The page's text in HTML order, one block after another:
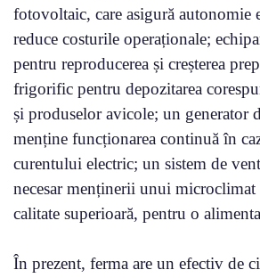
fotovoltaic, care asigură autonomie
reduce costurile operaționale;
pentru reproducerea și creșterea
frigorific pentru depozitarea
și produselor avicole; un generator
menține funcționarea continuă în
curentului electric; un sistem de
necesar menținerii unui microclimat
calitate superioară, pentru o
În prezent, ferma are un efectiv de